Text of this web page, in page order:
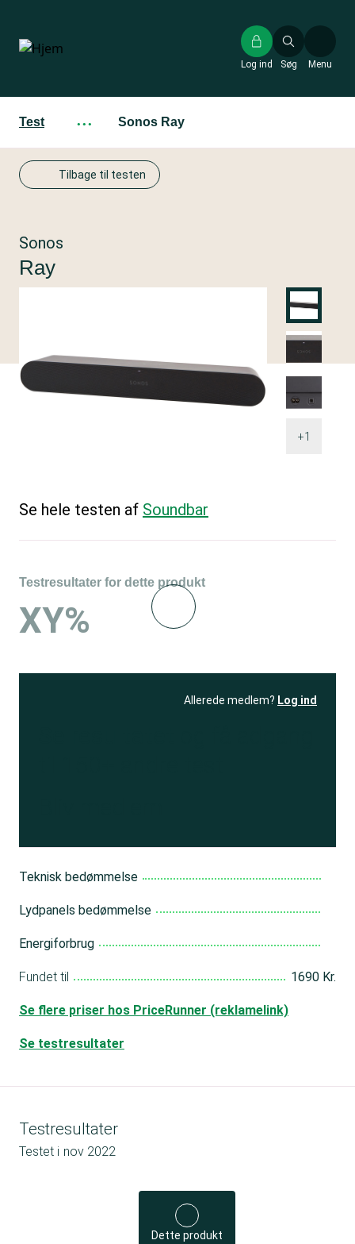
hovedindhold
Søg
Log ind Menu
Test ··· Sonos Ray
Tilbage til testen
+1
Sonos
Ray
Se hele testen af Soundbar
Testresultater for dette produkt
XY%
Allerede medlem? Log ind
Teknisk bedømmelse
Lydpanels bedømmelse
Energiforbrug
Fundet til 1690 Kr.
Se flere priser hos PriceRunner (reklamelink)
Se testresultater
Testresultater
Testet i nov 2022
Dette produkt